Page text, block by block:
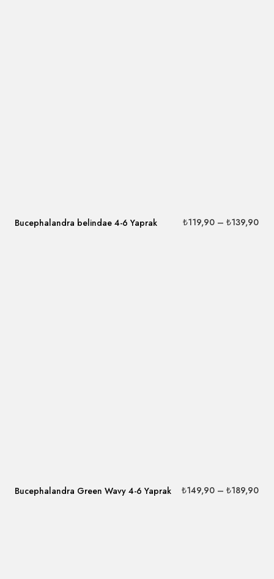
Bucephalandra belindae 4-6 Yaprak ₺119,90 – ₺139,90
Bucephalandra Green Wavy 4-6 Yaprak ₺149,90 – ₺189,90